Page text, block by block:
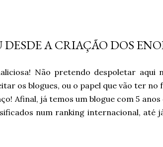
A CRIAÇÃO DOS
Não pretendo despoletar aqui
os blogues, ou o papel que vão ter no
Afinal, já temos um blogue com 5
num ranking internacional, até